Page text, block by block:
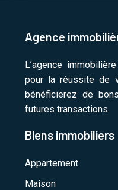
Agence
L’agence
pour la réussite de
bénéficierez de
futures transactions.
Biens immobiliers
Appartement
Maison